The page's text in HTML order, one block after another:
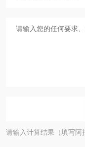
请输入计算结果（填写阿